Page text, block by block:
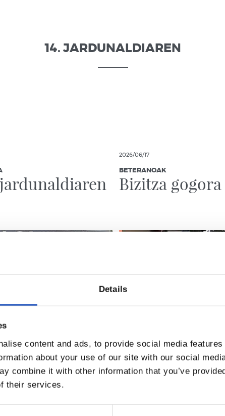
Details
content and ads, to provide social media
about your use of our site with our social
combine it with other information that you’ve
their services.
14. JARDUNALDIAREN
2026/06/17
BETERANOAK
Bizitza